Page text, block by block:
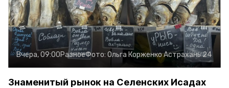
Вчера, 09:00РазноеФото: Ольга КорженкоАстрахань 24
Знаменитый рынок на Селенских Исадах